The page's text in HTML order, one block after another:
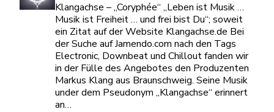
Klangachse – „Coryphée“ „Leben ist Musik …
Musik ist Freiheit … und frei bist Du“; soweit
ein Zitat auf der Website Klangachse.de Bei
der Suche auf Jamendo.com nach den Tags
Electronic, Downbeat und Chillout fanden wir
in der Fülle des Angebotes den Produzenten
Markus Klang aus Braunschweig. Seine Musik
under dem Pseudonym „Klangachse“ erinnert
an…